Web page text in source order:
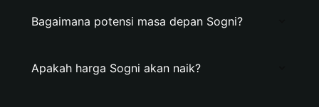
Bagaimana potensi masa depan Sogni?
Apakah harga Sogni akan naik?